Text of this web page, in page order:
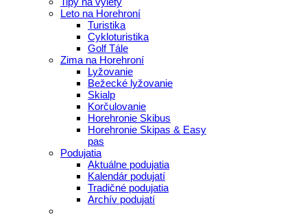
Leto na Horehroní
Turistika
Cykloturistika
Golf Tále
Zima na Horehroní
Lyžovanie
Bežecké lyžovanie
Skialp
Korčulovanie
Horehronie Skibus
Horehronie Skipas & Easy
pas
Podujatia
Aktuálne podujatia
Kalendár podujatí
Tradičné podujatia
Archív podujatí